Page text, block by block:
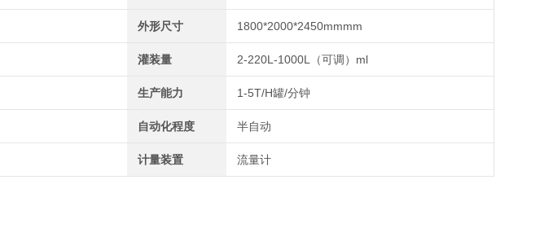
外形尺寸 1800*2000*2450mmmm
灌装量 2-220L-1000L（可调）ml
生产能力 1-5T/H罐/分钟
自动化程度 半自动
计量装置 流量计